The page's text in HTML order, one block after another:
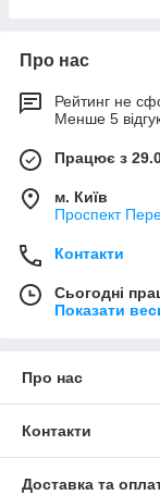
Про нас
Рейтинг не
Менше 5
Працює з
м. Київ
Проспект
Контакти
Сьогодні
Показати
Про нас
Контакти
Доставка та